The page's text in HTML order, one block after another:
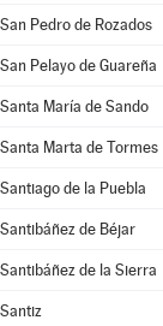
San Pedro de Rozados
San Pelayo de Guareña
Santa María de Sando
Santa Marta de Tormes
Santiago de la Puebla
Santibáñez de Béjar
Santibáñez de la Sierra
Santiz